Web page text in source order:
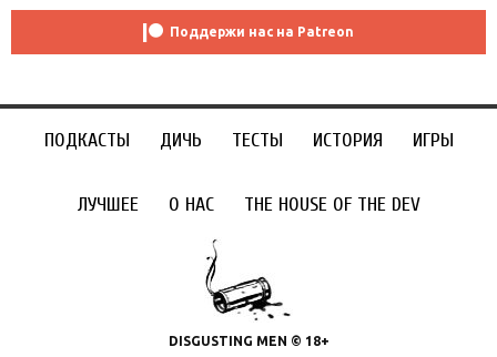
Поддержи нас на Patreon
ПОДКАСТЫ ДИЧЬ ТЕСТЫ ИСТОРИЯ ИГРЫ
ЛУЧШЕЕ О НАС THE HOUSE OF THE DEV
DISGUSTING MEN © 18+